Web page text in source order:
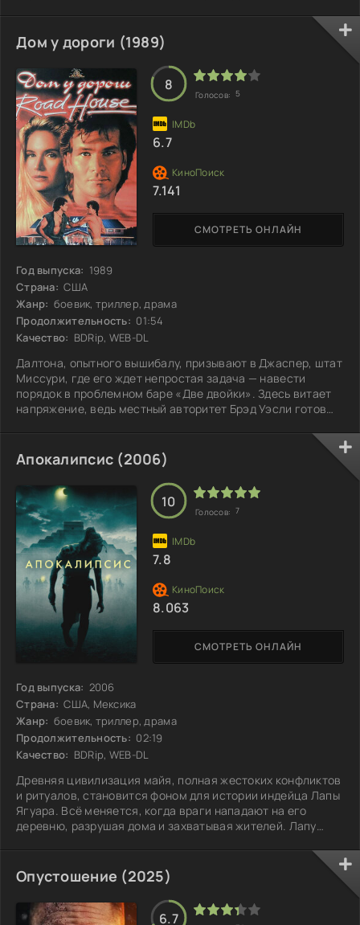
своих хитрых целей. Робота отправляют в прошлое, чтобы
он разграбил величайшие сокровища человечества. Но
вмешательство Бендера в историю приводит к
непредсказуемым последствиям, ставя под угрозу
пространственно-временной континуум и создавая хаос
Дом у дороги (1989)
Год выпуска: 1989
Страна: США
Жанр: боевик, триллер, драма
Продолжительность: 01:54
Качество: BDRip, WEB-DL
Далтона, опытного вышибалу, призывают в Джаспер, штат
Миссури, где его ждет непростая задача — навести
порядок в проблемном баре «Две двойки». Здесь витает
напряжение, ведь местный авторитет Брэд Уэсли готов
правила. Далтон принимает на себя защиту заведения от
хулиганов, формируя вокруг себя надежный щит.
Неприятности не заставляют себя долго ждать, и с
каждым днем ситуация накаляется. Но у Далтона не
только крепкие кулаки — у него есть
СМОТРЕТЬ ОНЛАЙН
8
Голосов: 5
6.7
7.141
Апокалипсис (2006)
Год выпуска: 2006
Страна: США, Мексика
Жанр: боевик, триллер, драма
Продолжительность: 02:19
Качество: BDRip, WEB-DL
Древняя цивилизация майя, полная жестоких конфликтов
и ритуалов, становится фоном для истории индейца Лапы
Ягуара. Всё меняется, когда враги нападают на его
деревню, разрушая дома и захватывая жителей. Лапу
– стать жертвой богам. На этом пути он сталкивается с
собственными страхами и осознаёт, что единственным
выходом для него и его близких является отчаянная
борьба за свободу. В моменты, когда надежда начинает
угасать, перед героем
СМОТРЕТЬ ОНЛАЙН
10
Голосов: 7
7.8
8.063
Опустошение (2025)
6.7